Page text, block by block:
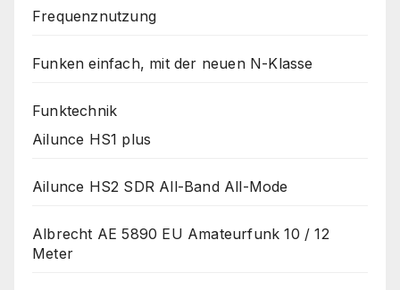
Frequenznutzung
Funken einfach, mit der neuen N-Klasse
Funktechnik
Ailunce HS1 plus
Ailunce HS2 SDR All-Band All-Mode
Albrecht AE 5890 EU Amateurfunk 10 / 12
Meter